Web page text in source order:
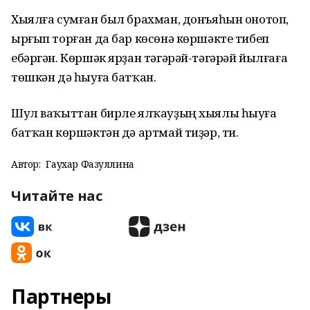
Хыялға сумған был брахман, донъяһын онотоп,
ырғып торған да бар көсөнә көршәкте тибеп
ебәргән. Көршәк ярҙан тәгәрәй-тәгәрәй йылғаға
төшкән дә һыуға батҡан.
Шул ваҡыттан бирле ялҡауҙың хыялы һыуға
батҡан көршәктән дә артмай тиҙәр, ти.
Автор: Гаухар Фазуллина
Читайте нас
Партнеры